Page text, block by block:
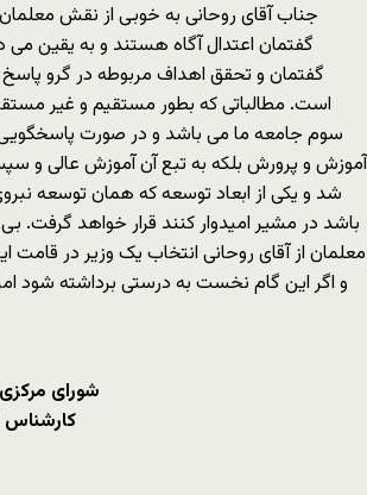
جناب آقای روحانی به خوبی از نقش
گفتمان اعتدال آگاه هستند و به یقین می
گفتمان و تحقق اهداف مربوطه در گرو پاسخ
است. مطالباتی که بطور مستقیم و غیر
سوم جامعه ما می باشد و در صورت پاسخگویی
آموزش و پرورش بلکه به تبع آن آموزش عالی و
شد و یکی از ابعاد توسعه که همان توسعه
باشد در مشیر امیدوار کنند قرار خواهد گرفت.
معلمان از آقای روحانی انتخاب یک وزیر در قامت
و اگر این گام نخست به درستی برداشته شود
شورای
کارشناس